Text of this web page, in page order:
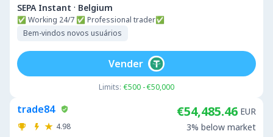
SEPA Instant · Belgium
✅ Working 24/7 ✅ Professional trader✅
Bem-vindos novos usuários
Limits: €500 - €50,000
Vender
trade84
4.98
€54,485.46 EUR
3% below market